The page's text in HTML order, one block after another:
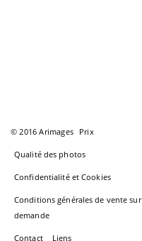
© 2016 Arimages Prix
Qualité des photos
Confidentialité et Cookies
Conditions générales de vente sur
demande
Contact Liens